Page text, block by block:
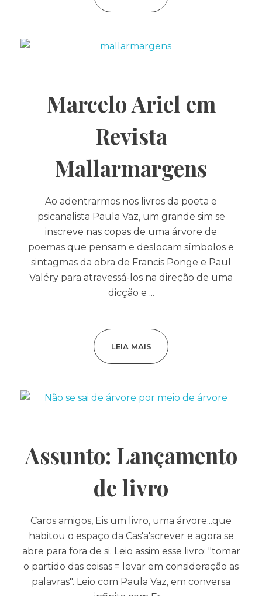
Marcelo Ariel em
Revista
Mallarmargens
Ao adentrarmos nos livros da poeta e
psicanalista Paula Vaz, um grande sim se
inscreve nas copas de uma árvore de
poemas que pensam e deslocam símbolos e
sintagmas da obra de Francis Ponge e Paul
Valéry para atravessá-los na direção de uma
dicção e ...
LEIA MAIS
Assunto: Lançamento
de livro
Caros amigos, Eis um livro, uma árvore...que
habitou o espaço da Cas'a'screver e agora se
abre para fora de si. Leio assim esse livro: "tomar
o partido das coisas = levar em consideração as
palavras". Leio com Paula Vaz, em conversa